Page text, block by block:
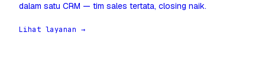
dalam satu CRM — tim sales tertata, closing naik.
Lihat layanan →